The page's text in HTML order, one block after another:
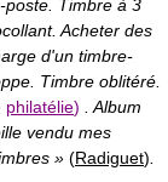
poste. Timbre à 3
Acheter des
d'un timbre-
Timbre oblitéré.
philatélie) . Album
vendu mes
» (Radiguet)